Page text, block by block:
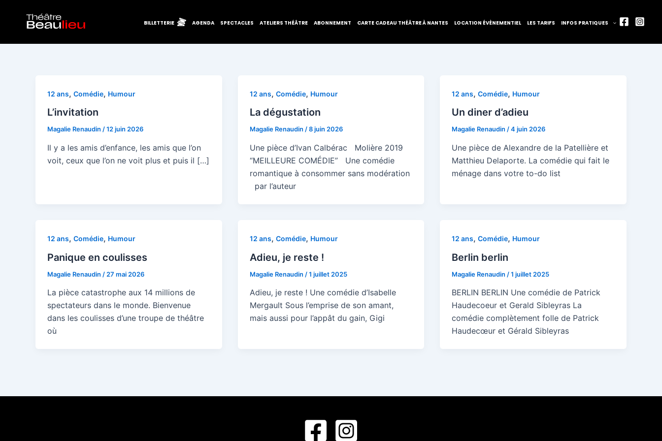
contenu
BILLETTERIE AGENDA SPECTACLES ATELIERS THÉÂTRE ABONNEMENT CARTE CADEAU THÉÂTRE À NANTES LOCATION ÉVÈNEMENTIEL LES TARIFS INFOS PRATIQUES
12 ans, Comédie, Humour
L’invitation
Magalie Renaudin /12 juin 2026
Il y a les amis d’enfance, les amis que l’on
voit, ceux que l’on ne voit plus et puis il […]
12 ans, Comédie, Humour
La dégustation
Magalie Renaudin /8 juin 2026
Une pièce d’Ivan Calbérac Molière 2019
“MEILLEURE COMÉDIE” Une comédie
romantique à consommer sans modération
par l’auteur
12 ans,Comédie, Humour
Un diner d’adieu
Magalie Renaudin/4 juin 2026
Une pièce de Alexandre de la Patellière et
Matthieu Delaporte. La comédie qui fait le
ménage dans votre to-do list
12 ans, Comédie, Humour
Panique en coulisses
Magalie Renaudin / 27 mai 2026
La pièce catastrophe aux 14 millions de
spectateurs dans le monde. Bienvenue
dans les coulisses d’une troupe de théâtre
où
12 ans, Comédie, Humour
Adieu, je reste !
Magalie Renaudin /1 juillet 2025
Adieu, je reste ! Une comédie d’Isabelle
Mergault Sous l’emprise de son amant,
mais aussi pour l’appât du gain, Gigi
12 ans,Comédie, Humour
Berlin berlin
Magalie Renaudin /1 juillet 2025
BERLIN BERLIN Une comédie de Patrick
Haudecoeur et Gerald Sibleyras La
comédie complètement folle de Patrick
Haudecœur et Gérald Sibleyras